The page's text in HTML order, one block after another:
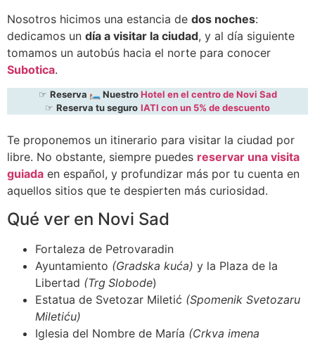
Nosotros hicimos una estancia de dos noches:
dedicamos un día a visitar la ciudad, y al día siguiente
tomamos un autobús hacia el norte para conocer
Subotica.
☞ Reserva 🛏️ NuestroHotel en el centro de Novi Sad
☞ Reserva tu seguro IATI con un 5% de descuento
Te proponemos un itinerario para visitar la ciudad por
libre. No obstante, siempre puedes reservar una visita
guiada en español, y profundizar más por tu cuenta en
aquellos sitios que te despierten más curiosidad.
Qué ver en Novi Sad
Fortaleza de Petrovaradin
Ayuntamiento (Gradska kuća) y la Plaza de la
Libertad (Trg Slobode)
Estatua de Svetozar Miletić (Spomenik Svetozaru
Miletiću)
Iglesia del Nombre de María (Crkva imena